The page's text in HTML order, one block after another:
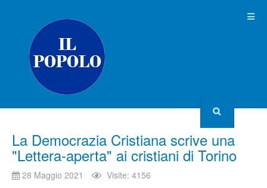
La Democrazia Cristiana scrive una
"Lettera-aperta" ai cristiani di Torino
28 Maggio 2021 Visite: 4156